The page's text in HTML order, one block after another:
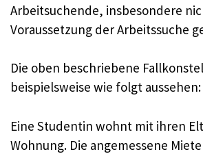
Arbeitsuchende, insbesondere
Voraussetzung der Arbeitssuche
Die oben beschriebene
beispielsweise wie folgt aussehen:
Eine Studentin wohnt mit ihren
Wohnung. Die angemessene